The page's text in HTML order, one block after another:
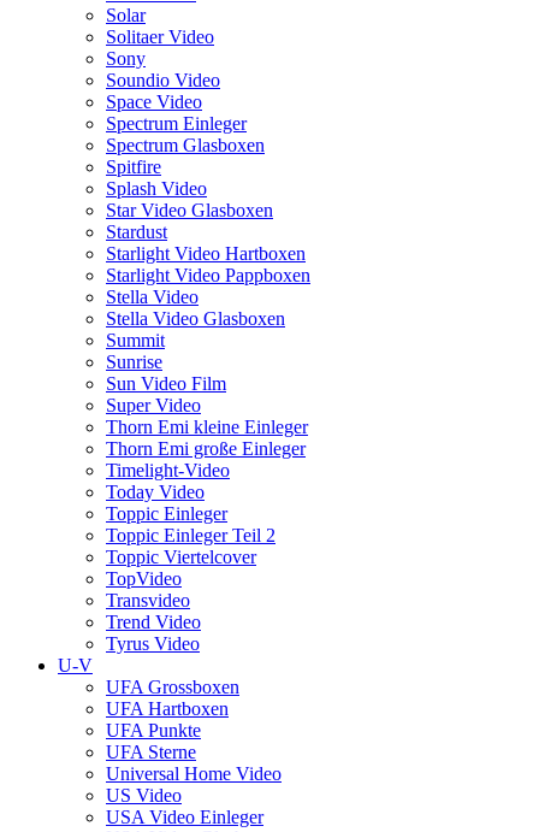
Solar
Solitaer Video
Sony
Soundio Video
Space Video
Spectrum Einleger
Spectrum Glasboxen
Spitfire
Splash Video
Star Video Glasboxen
Stardust
Starlight Video Hartboxen
Starlight Video Pappboxen
Stella Video
Stella Video Glasboxen
Summit
Sunrise
Sun Video Film
Super Video
Thorn Emi kleine Einleger
Thorn Emi große Einleger
Timelight-Video
Today Video
Toppic Einleger
Toppic Einleger Teil 2
Toppic Viertelcover
TopVideo
Transvideo
Trend Video
Tyrus Video
U-V
UFA Grossboxen
UFA Hartboxen
UFA Punkte
UFA Sterne
Universal Home Video
US Video
USA Video Einleger